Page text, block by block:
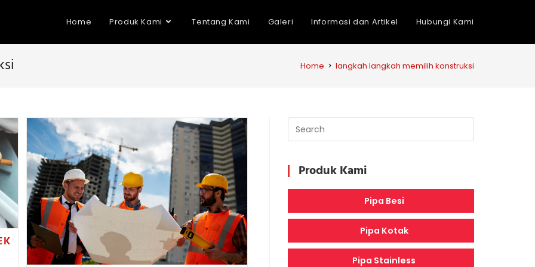
Home Produk Kami Tentang Kami Galeri Informasi dan Artikel Hubungi Kami
Home > langkah langkah memilih konstruksi
Produk Kami
Pipa Besi
Pipa Kotak
Pipa Stainless